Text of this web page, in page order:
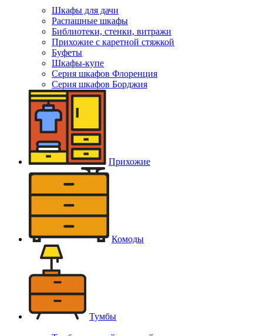
Шкафы для дачи
Распашные шкафы
Библиотеки, стенки, витражи
Прихожие с каретной стяжкой
Буфеты
Шкафы-купе
Серия шкафов Флоренция
Серия шкафов Борджия
Прихожие
Комоды
Тумбы